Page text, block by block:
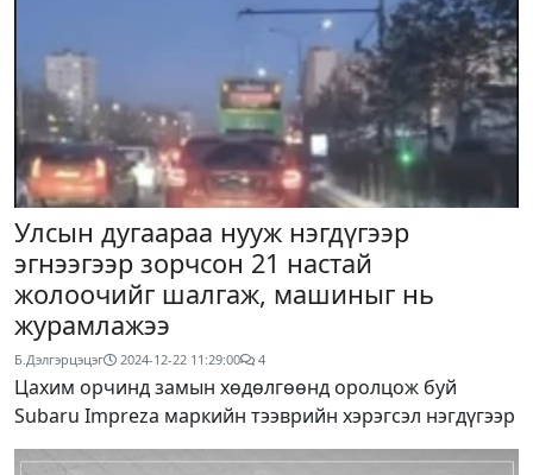
Улсын дугаараа нууж нэгдүгээр
эгнээгээр зорчсон 21 настай
жолоочийг шалгаж, машиныг нь
журамлажээ
Б.Дэлгэрцэцэг 2024-12-22 11:29:00 4
Цахим орчинд замын хөдөлгөөнд оролцож буй
Subaru Impreza маркийн тээврийн хэрэгсэл нэгдүгээр